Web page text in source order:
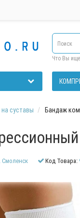
Что Вы
суставы Бандаж
Код Товара: